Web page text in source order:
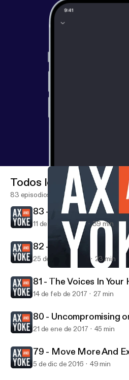
Ax & Yoke | Chopping Wood
Todos los episodios
83 episodios
83 - Time Restricted
11 de mar de 2017 39 min
82 - Snow Angels
25 de feb de 2017 23 min
81 - The Voices In Your
14 de feb de 2017 27 min
80 - Uncompromising
21 de ene de 2017 45 min
79 - Move More And
5 de dic de 2016 49 min